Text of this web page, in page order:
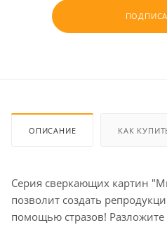
ОПИСАНИЕ КАК
Серия сверкающих картин
позволит создать
помощью стразов!